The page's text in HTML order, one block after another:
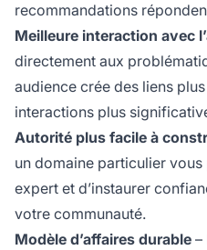
recommandations
Meilleure interaction avec
directement aux
audience crée des liens
interactions plus
Autorité plus facile à
un domaine particulier
expert et d’instaurer
votre communauté.
Modèle d’affaires durable –